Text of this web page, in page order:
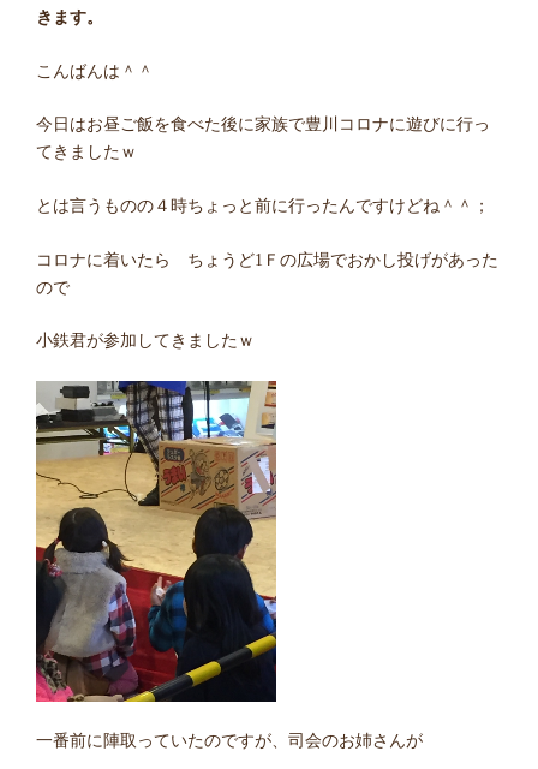
きます。
こんばんは＾＾
今日はお昼ご飯を食べた後に家族で豊川コロナに遊びに行っ
てきましたｗ
とは言うものの４時ちょっと前に行ったんですけどね＾＾；
コロナに着いたら ちょうど1Ｆの広場でおかし投げがあった
ので
小鉄君が参加してきましたｗ
一番前に陣取っていたのですが、司会のお姉さんが